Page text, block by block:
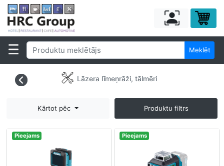
Meklēt
Lāzera līmeņrāži, tālmēri
Kārtot pēc Produktu filtrs
Pieejams Pieejams